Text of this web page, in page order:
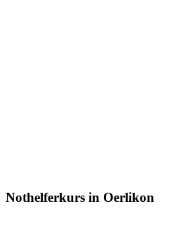
Nothelferkurs in Oerlikon